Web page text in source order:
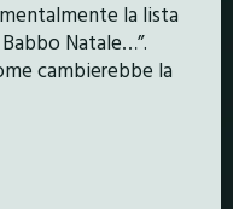
la lista
Natale…”.
cambierebbe la